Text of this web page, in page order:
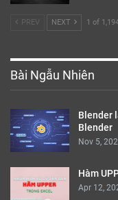
PREV NEXT 1 of
Bài Ngẫu Nhiên
Blender
Blender
Nov 5,
Hàm
Apr 12,